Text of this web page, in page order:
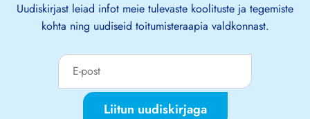
Uudiskirjast leiad infot meie tulevaste koolituste ja tegemiste
kohta ning uudiseid toitumisteraapia valdkonnast.
Liitun uudiskirjaga